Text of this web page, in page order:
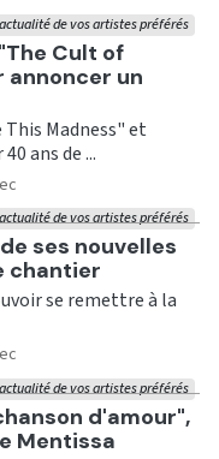
Cult of
annoncer un
de vos artistes préférés
Madness" et
ans de ...
ses nouvelles
chantier
de vos artistes préférés
se remettre à la
d'amour",
Mentissa
de vos artistes préférés